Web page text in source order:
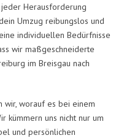
Herausforderung
Umzug reibungslos und
individuellen Bedürfnisse
wir maßgeschneiderte
im Breisgau nach
wir, worauf es bei einem
kümmern uns nicht nur um
und persönlichen